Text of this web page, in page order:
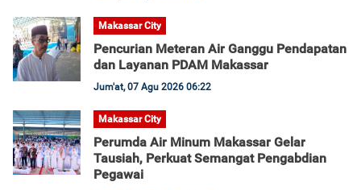
Makassar City
Pencurian Meteran Air Ganggu Pendapatan
dan Layanan PDAM Makassar
Jum'at, 07 Agu 2026 06:22
Makassar City
Perumda Air Minum Makassar Gelar
Tausiah, Perkuat Semangat Pengabdian
Pegawai